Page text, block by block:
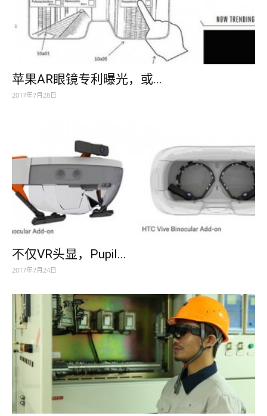
苹果AR眼镜专利曝光，或...
2017年7月28日
不仅VR头显，Pupil...
2017年7月24日